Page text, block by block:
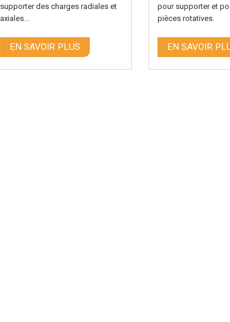
supporter des charges radiales et
axiales...
EN SAVOIR PLUS
pour supporter et
pièces rotatives.
EN SAVOIR